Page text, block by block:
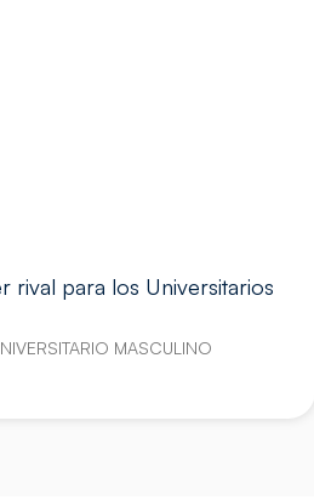
rival para los Universitarios
MASCULINO